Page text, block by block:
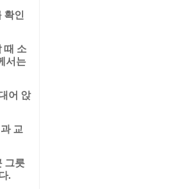
확인
때 소
서는
어 앉
교
그릇
.